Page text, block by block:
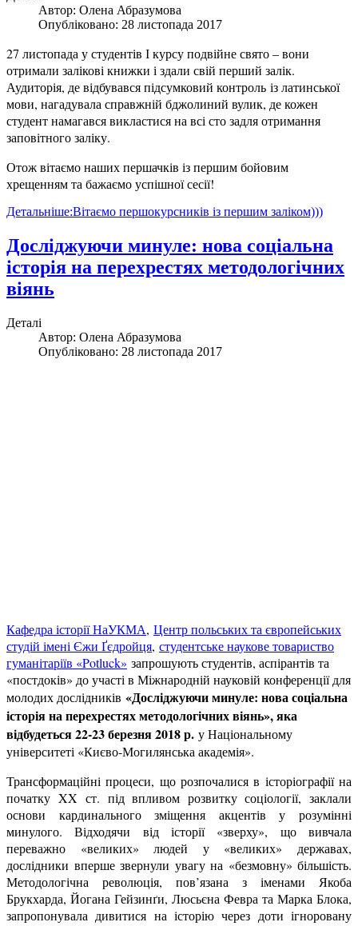
Автор: Олена Абразумова
Опубліковано: 28 листопада 2017
27 листопада у студентів І курсу подвійне свято – вони
отримали залікові книжки і здали свій перший залік.
Аудиторія, де відбувався підсумковий контроль із латинської
мови, нагадувала справжній бджолиний вулик, де кожен
студент намагався викластися на всі сто задля отримання
заповітного заліку.
Отож вітаємо наших першачків із першим бойовим
хрещенням та бажаємо успішної сесії!
Детальніше:Вітаємо першокурсників із першим заліком)))
Досліджуючи минуле: нова соціальна
історія на перехрестях методологічних
віянь
Деталі
Автор: Олена Абразумова
Опубліковано: 28 листопада 2017
Кафедра історії НаУКМА, Центр польських та європейських
студій імені Єжи Ґєдройця, студентське наукове товариство
гуманітаріїв «Potluck» запрошують студентів, аспірантів та
«постдоків» до участі в Міжнародній науковій конференції для
молодих дослідників «Досліджуючи минуле: нова соціальна
історія на перехрестях методологічних віянь», яка
відбудеться 22-23 березня 2018 р. у Національному
університеті «Києво-Могилянська академія».
Трансформаційні процеси, що розпочалися в історіографії на
початку XX ст. під впливом розвитку соціології, заклали
основи кардинального зміщення акцентів у розумінні
минулого. Відходячи від історії «зверху», що вивчала
переважно «великих» людей у «великих» державах,
дослідники вперше звернули увагу на «безмовну» більшість.
Методологічна революція, пов’язана з іменами Якоба
Брукхарда, Йогана Гейзинґи, Люсьєна Февра та Марка Блока,
запропонувала дивитися на історію через доти ігноровану